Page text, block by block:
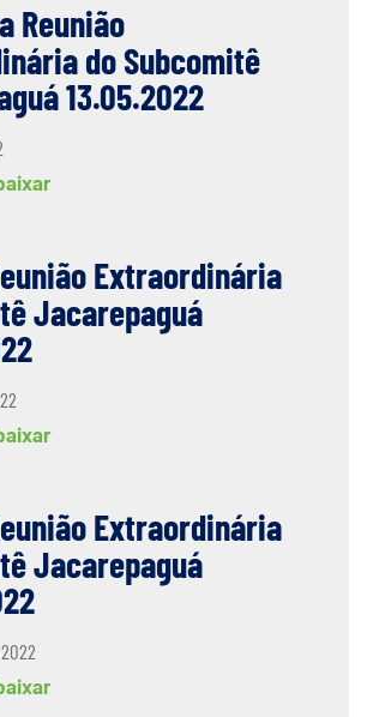
Reunião
do Subcomitê
13.05.2022
Extraordinária
Jacarepaguá
Extraordinária
Jacarepaguá